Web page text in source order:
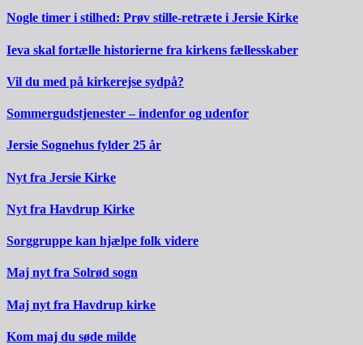
Nogle timer i stilhed: Prøv stille-retræte i Jersie Kirke
Ieva skal fortælle historierne fra kirkens fællesskaber
Vil du med på kirkerejse sydpå?
Sommergudstjenester – indenfor og udenfor
Jersie Sognehus fylder 25 år
Nyt fra Jersie Kirke
Nyt fra Havdrup Kirke
Sorggruppe kan hjælpe folk videre
Maj nyt fra Solrød sogn
Maj nyt fra Havdrup kirke
Kom maj du søde milde